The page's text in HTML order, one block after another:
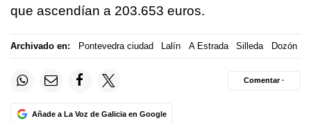
que ascendían a 203.653 euros.
Archivado en: Pontevedra ciudad Lalín A Estrada Silleda Dozón
Añade a La Voz de Galicia en Google
Comentar ·